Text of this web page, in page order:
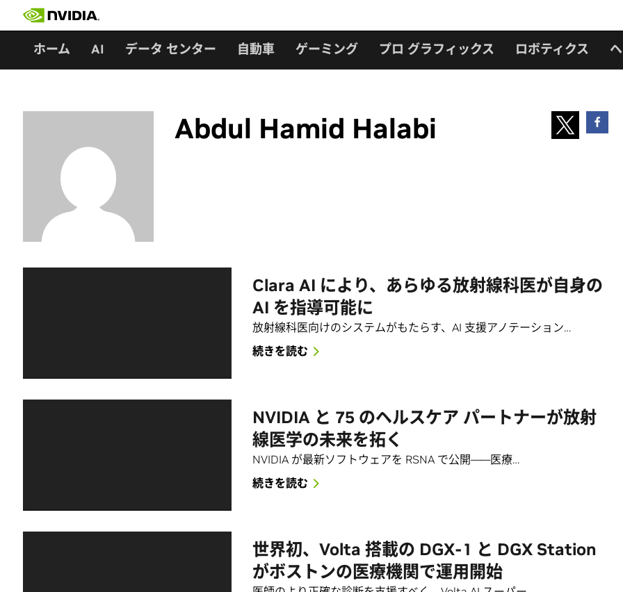
ホーム AI データ センター 自動車 ゲーミング プロ グラフィックス ロボティクス
Abdul Hamid Halabi
Clara AI により、あらゆる放射線科医が自身の
AI を指導可能に
放射線科医向けのシステムがもたらす、AI 支援アノテーション…
続きを読む
NVIDIA と 75 のヘルスケア パートナーが放射
線医学の未来を拓く
NVIDIA が最新ソフトウェアを RSNA で公開――医療…
続きを読む
世界初、Volta 搭載の DGX-1 と DGX Station
がボストンの医療機関で運用開始